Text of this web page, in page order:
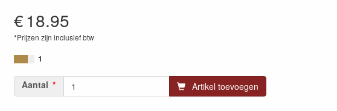
€18.95
*Prijzen zijn inclusief btw
8719214421731
1
Aantal Artikel toevoegen